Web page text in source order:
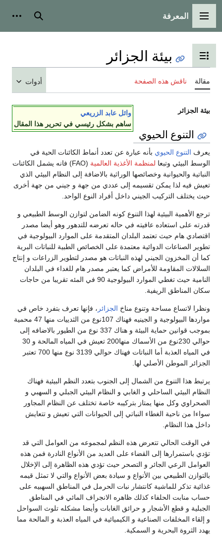
القائمة الرئيسية
المعرفة بحث
تبديل عرض جدول المحتويات
بيئة الجزائر
مقالة ناقش هذه الصفحة أدوات
وائل عابد الزريعي
ساهم بشكل رئيسي في تحرير هذا المقال
بيئة الجزائر
التنوع الحيوي
يعرف التنوع الحيوي بأنه عبارة عن تعدد أنماط الكائنات الحية في
الوسط البيئي وتبعا لمنظمة الأغذية العالمية
(FAO) فانه يشمل الكائنات
النباتية والحيوانية وخصائصها الوراثية بالاضافة إلى النظام البيئي الذي
تعيش فيه لذا يمكن تقسيمه إلى عددي من جهة و جيني من جهة أخرى
حيث يختلف التركيب الجيني داخل أفراد النوع الواحد.
ترجع الأهمية البيئية لهذا التنوع كونه الضامن لتوازن الوسط الطبيعي و
قدرته على استعاده عافيته في حاله تعرضه للتدهور وهو أيضا مصدر
اقتصادي هام حيث تعتمد البلدان المتقدمة على الموارد البيولوجية في
تطوير الصناعات الدوائية معتمدة على الخصائص الطبية للنباتات البرية
كما أن المخزون الجيني لهذه النباتات هو مصدر لتطوير الزراعات و إنتاج
السلالات المقاومة للأمراض كما يعتبر مصدر هام للغداء في البلدان
النامية حيث تغطي الموارد البيولوجية 90 في المئه تقريبا من حاجات
سكان المناطق الريفية.
ونظرا لاتساع مساحة وتنوع مناخ الجزائر ، فإنها تعرف بتفرد خاص في
مواردها البيولوجية و الجينيه فهناك 107نوع من الثدييات منها 47 محمية
بموجب قوانين حماية البيئة و هناك 337 نوع من الطيور بالاضافه إلى
حوالي 230نوع من الأسماك منها200 تعيش في المياه المالحة و 30
في المياه العذبة أما النباتات فهناك حوالي 3139 نوع منها 700 تعتبر
الجزائر الموطن الأصلي لها.
يرتبط هذا التنوع من الشمال إلى الجنوب بتعدد النظم البيئية فهناك
النظام البيئي الساحلي و الغابي و النظام البيئي الجبلي و السهبي و
الصحراوي وكل منها يمتاز بتركيبه خاصة تختلف عن النظام المجاور
سواءا من ناحية الغطاء النباتي إلى الحيوانات التي تعيش و تتعايش
داخل هذا النظام.
في الوقت الحالي تتعرض هذه النظم لمجموعه من العوامل التي قد
تؤدي باستمرارها إلى القضاء على العديد من الأنواع النادرة فمن هذه
العوامل الرعي الجائر و التصحر حيث تؤدي هذه الظاهرة إلى الإخلال
بالتوازن الطبيعي بين الأنواع و سيادة بعض الأنواع والتي لا تمثل قيمه
غذائية تذكر للماشية كانتشار نبات الحرمل في المناطق السهبيه على
حساب منابت الحلفاء كذلك ظاهره الانجراف المائي في المناطق
الجبلية و قطع الأشجار و حرائق الغابات وأيضا مشكله تلوث السواحل
و إلقاء المخلفات الصناعية و الكيميائية في المياه العذبة و المالحة مما
يهدد الثروة البحرية و السمكية.